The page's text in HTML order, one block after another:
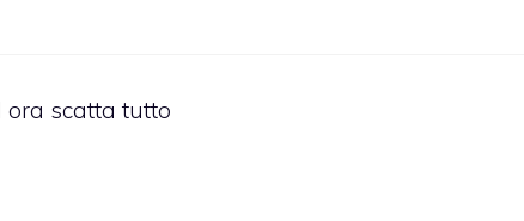
scatta tutto